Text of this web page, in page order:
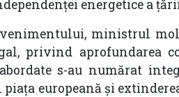
energetice a
ministrul
privind aprofundarea
s-au numărat
europeană și